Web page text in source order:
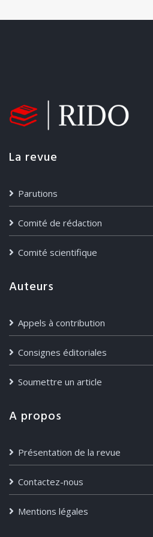
La revue
Parutions
Comité de rédaction
Comité scientifique
Auteurs
Appels à contribution
Consignes éditoriales
Soumettre un article
A propos
Présentation de la revue
Contactez-nous
Mentions légales